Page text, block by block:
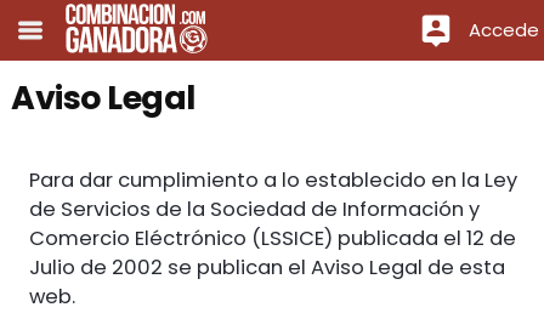
Accede
Aviso Legal
Para dar cumplimiento a lo establecido en la Ley
de Servicios de la Sociedad de Información y
Comercio Eléctrónico (LSSICE) publicada el 12 de
Julio de 2002 se publican el Aviso Legal de esta
web.